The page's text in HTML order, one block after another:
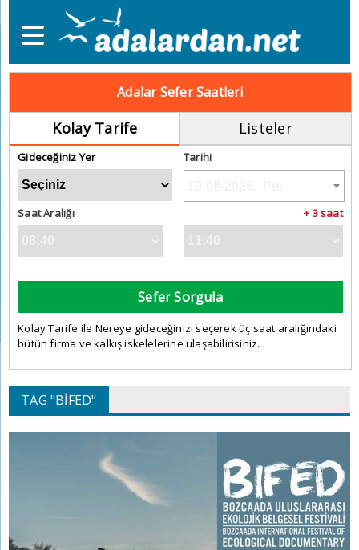
Adalar Sefer Saatleri
Kolay Tarife Listeler
Gideceğiniz Yer Tarihi
Saat Aralığı + 3 saat
Sefer Sorgula
Kolay Tarife ile Nereye gideceğinizi seçerek üç saat aralığındaki
bütün firma ve kalkış iskelelerine ulaşabilirisiniz.
TAG "BİFED"